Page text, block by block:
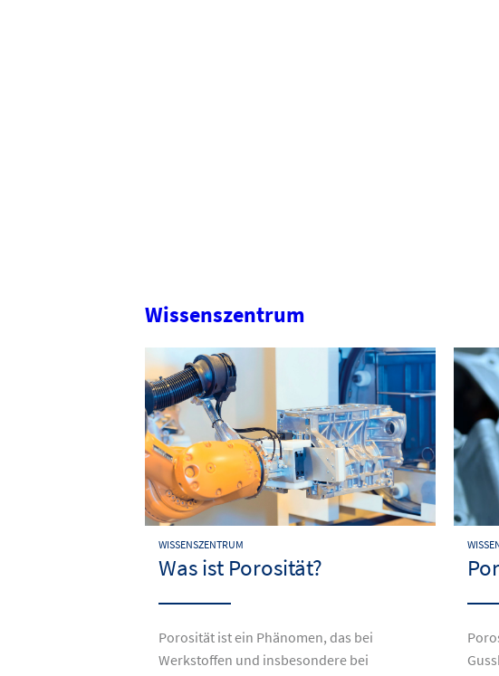
Wissenszentrum
WISSENSZENTRUM
Was ist Porosität?
Porosität ist ein Phänomen, das bei
Werkstoffen und insbesondere bei